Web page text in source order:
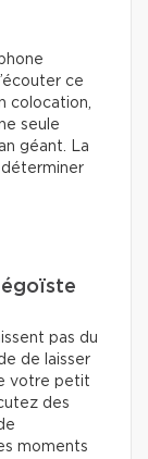
ce
colocation,
seule
géant. La
déterminer
pas du
de laisser
votre petit
des
moments